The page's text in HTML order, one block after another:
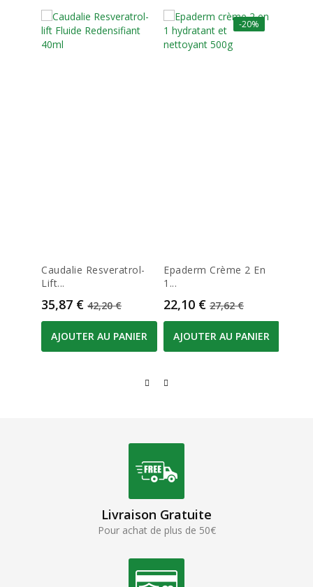
Caudalie Resveratrol-
Lift...
Prix
35,87 € Prix de base
42,20 €
AJOUTER AU PANIER
-20%
Epaderm Crème 2 En
1...
Prix
22,10 € Prix de base
27,62 €
AJOUTER AU PANIER
Livraison Gratuite
Pour achat de plus de 50€